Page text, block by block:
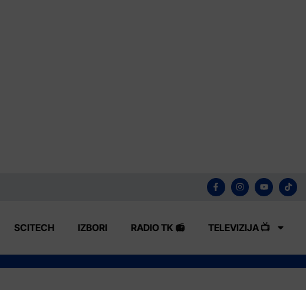
SCITECH IZBORI RADIO TK 📻 TELEVIZIJA 📺